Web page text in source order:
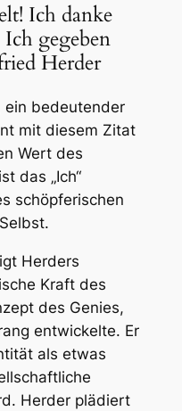
Ich danke
gegeben
Herder
ein bedeutender
mit diesem Zitat
Wert des
das „Ich“
schöpferischen
Herders
Kraft des
des Genies,
entwickelte. Er
als etwas
Herder plädiert